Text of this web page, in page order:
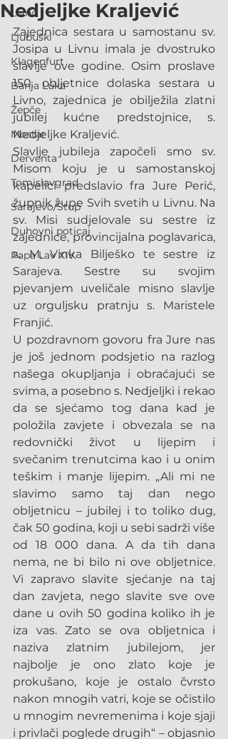
Livno
Ljubuški
Klagenfurt
Banja Luka
Žepče
Mostar
Derventa
Tomislavgrad
Sarajevo/Stup
Duhovni poticaj
Papa Lav XIV.
Nedjeljke Kraljević
Zajednica sestara u samostanu sv.
Josipa u Livnu imala je dvostruko
slavlje ove godine. Osim proslave
150. obljetnice dolaska sestara u
Livno, zajednica je obilježila zlatni
jubilej kućne predstojnice, s.
Nedjeljke Kraljević.
Slavlje jubileja započeli smo sv.
Misom koju je u samostanskoj
kapelici predslavio fra Jure Perić,
župnik župe Svih svetih u Livnu. Na
sv. Misi sudjelovale su sestre iz
zajednice, provincijalna poglavarica,
s. M. Vinka Bilješko te sestre iz
Sarajeva. Sestre su svojim
pjevanjem uveličale misno slavlje
uz orguljsku pratnju s. Maristele
Franjić.
U pozdravnom govoru fra Jure nas
je još jednom podsjetio na razlog
našega okupljanja i obraćajući se
svima, a posebno s. Nedjeljki i rekao
da se sjećamo tog dana kad je
položila zavjete i obvezala se na
redovnički život u lijepim i
svečanim trenutcima kao i u onim
teškim i manje lijepim. „Ali mi ne
slavimo samo taj dan nego
obljetnicu – jubilej i to toliko dug,
čak 50 godina, koji u sebi sadrži više
od 18 000 dana. A da tih dana
nema, ne bi bilo ni ove obljetnice.
Vi zapravo slavite sjećanje na taj
dan zavjeta, nego slavite sve ove
dane u ovih 50 godina koliko ih je
iza vas. Zato se ova obljetnica i
naziva zlatnim jubilejom, jer
najbolje je ono zlato koje je
prokušano, koje je ostalo čvrsto
nakon mnogih vatri, koje se očistilo
u mnogim nevremenima i koje sjaji
i privlači poglede drugih“ – objasnio